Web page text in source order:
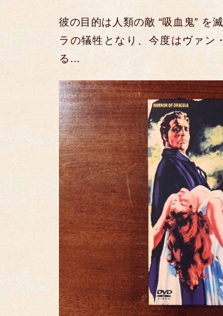
彼の目的は人類の敵 “吸血鬼” を
ラの犠牲となり、今度はヴァン
る…